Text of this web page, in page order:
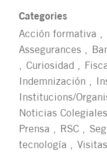
Categories
Acción formativa
Assegurances
Curiosidad
Indemnización
Institucions/
Noticias Colegiales
Prensa
RSC
tecnología